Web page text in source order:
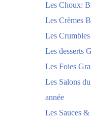
Les Choux:
Les Crèmes
Les
Les desserts
Les Foies
Les Salons
année
Les Sauces